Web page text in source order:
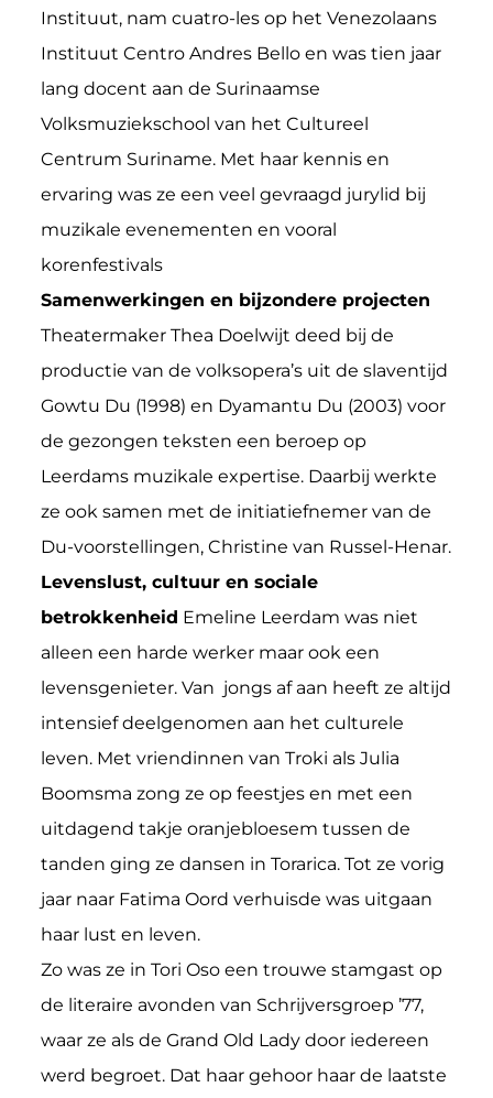
Instituut, nam cuatro-les op het Venezolaans
Instituut Centro Andres Bello en was tien jaar
lang docent aan de Surinaamse
Volksmuziekschool van het Cultureel
Centrum Suriname. Met haar kennis en
ervaring was ze een veel gevraagd jurylid bij
muzikale evenementen en vooral
korenfestivals
Samenwerkingen en bijzondere projecten
Theatermaker Thea Doelwijt deed bij de
productie van de volksopera’s uit de slaventijd
Gowtu Du (1998) en Dyamantu Du (2003) voor
de gezongen teksten een beroep op
Leerdams muzikale expertise. Daarbij werkte
ze ook samen met de initiatiefnemer van de
Du-voorstellingen, Christine van Russel-Henar.
Levenslust, cultuur en sociale
betrokkenheid Emeline Leerdam was niet
alleen een harde werker maar ook een
levensgenieter. Van jongs af aan heeft ze altijd
intensief deelgenomen aan het culturele
leven. Met vriendinnen van Troki als Julia
Boomsma zong ze op feestjes en met een
uitdagend takje oranjebloesem tussen de
tanden ging ze dansen in Torarica. Tot ze vorig
jaar naar Fatima Oord verhuisde was uitgaan
haar lust en leven.
Zo was ze in Tori Oso een trouwe stamgast op
de literaire avonden van Schrijversgroep ’77,
waar ze als de Grand Old Lady door iedereen
werd begroet. Dat haar gehoor haar de laatste